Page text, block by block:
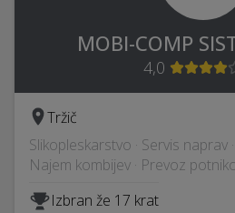
MOBI-COMP
4,0
Tržič
Slikopleskarstvo · Servis naprav
Najem kombijev · Prevoz
Izbran že 17 krat